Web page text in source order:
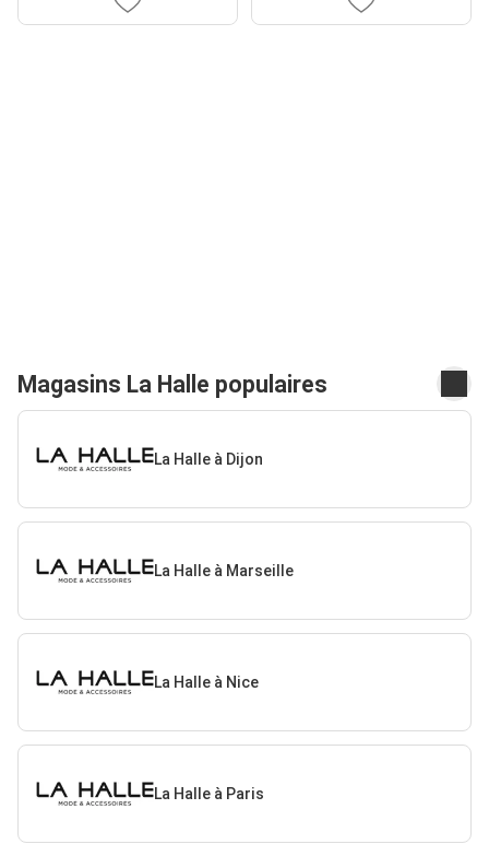
Magasins La Halle populaires
La Halle à Dijon
La Halle à Marseille
La Halle à Nice
La Halle à Paris